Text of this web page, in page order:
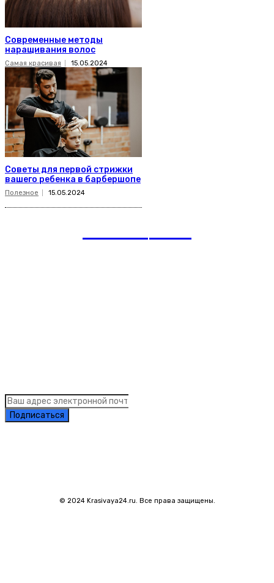
Современные методы
наращивания волос
Самая красивая 15.05.2024
Советы для первой стрижки
вашего ребенка в барбершопе
Полезное 15.05.2024
Подписаться
© 2024 Krasivaya24.ru. Все права защищены.